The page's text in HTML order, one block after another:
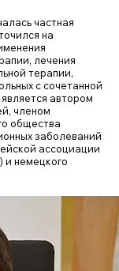
частная
на
лечения
терапии,
с сочетанной
автором
членом
общества
заболеваний
ассоциации
и немецкого